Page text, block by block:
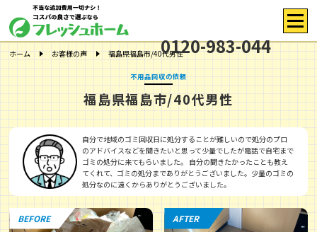
0120-983-044
ホーム お客様の声 福島県福島市/40代男性
不用品回収の依頼
福島県福島市/40代男性
自分で地域のゴミ回収日に処分することが難しいので処分のプロ
のアドバイスなどを聞きたいと思って少量でしたが電話で自宅まで
ゴミの処分に来てもらいました。 自分の聞きたかったことも教え
てくれて、ゴミの処分までありがとうございました。少量のゴミの
処分なのに遠くからありがとうございました。
BEFORE AFTER